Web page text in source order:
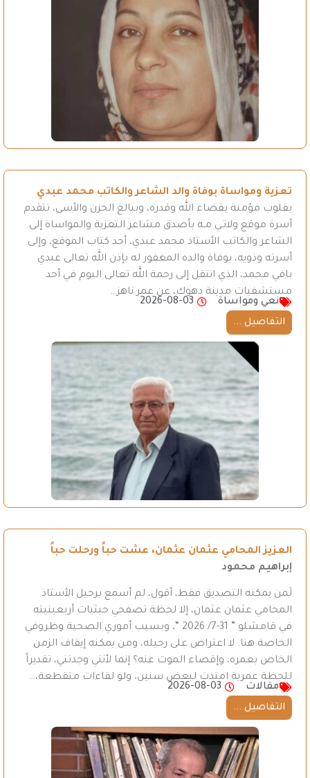
تعزية ومواساة بوفاة والد الشاعر والكاتب محمد عبدي
بقلوب مؤمنة بقضاء الله وقدره، وببالغ الحزن والأسى، تتقدم
أسرة موقع ولاتـي مـه بأصدق مشاعر التعزية والمواساة إلى
الشاعر والكاتب الأستاذ محمد عبدي، أحد كتاب الموقع، وإلى
أسرته وذويه، بوفاة والده المغفور له بإذن الله تعالى عبدي
بافي محمد، الذي انتقل إلى رحمة الله تعالى اليوم في أحد
مستشفيات مدينة دهوك، عن عمر ناهز…
نعي ومواساة
2026-08-03
التفاصيل ...
العزيز المحامي عثمان عثمان، عشت حباً ورحلت حباً
إبراهيم محمود
لَمن يمكنه التصديق فقط، أقول، لم أسمع برحيل الأستاذ
المحامي عثمان عثمان، إلا لحظة تصفحي حيثيات أربعينيته
في قامشلو ” 31-7/ 2026 “، وبسبب أموري الصحية وظروفي
الخاصة هنا. لا اعتراض على رحيله، ومن يمكنه إيقاف الزمن
الخاص بعمره، وإقصاء الموت عنه؟ إنما لأنني وجدتني، تقديراً
للحظة عمرية امتدت لبعض سنين، ولو لقاءات متقطعة،…
مقالات
2026-08-03
التفاصيل ...